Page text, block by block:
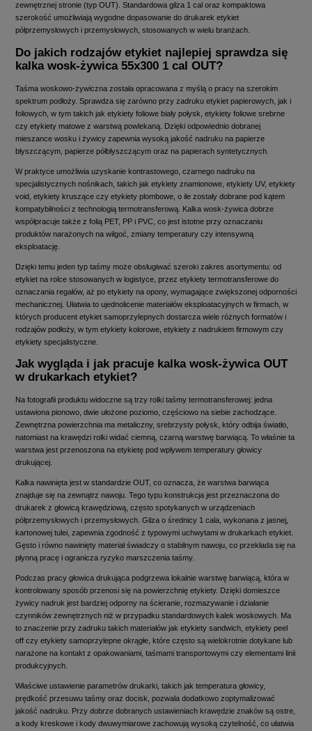
zewnętrznej stronie (typ OUT). Standardowa gilza 1 cal oraz kompaktowa
szerokość umożliwiają wygodne dopasowanie do drukarek etykiet
półprzemysłowych i przemysłowych, stosowanych w wielu branżach.
Do jakich rodzajów etykiet najlepiej sprawdza się
kalka wosk-żywica 55x300 1 cal OUT?
Taśma woskowo-żywiczna została opracowana z myślą o pracy na szerokim
spektrum podłoży. Sprawdza się zarówno przy zadruku etykiet papierowych, jak i
foliowych, w tym takich jak etykiety foliowe biały połysk, etykiety foliowe srebrne
czy etykiety matowe z warstwą powlekaną. Dzięki odpowiednio dobranej
mieszance wosku i żywicy zapewnia wysoką jakość nadruku na papierze
błyszczącym, papierze półbłyszczącym oraz na papierach syntetycznych.
W praktyce umożliwia uzyskanie kontrastowego, czarnego nadruku na
specjalistycznych nośnikach, takich jak etykiety znamionowe, etykiety UV, etykiety
void, etykiety kruszące czy etykiety plombowe, o ile zostały dobrane pod kątem
kompatybilności z technologią termotransferową. Kalka wosk-żywica dobrze
współpracuje także z folią PET, PP i PVC, co jest istotne przy oznaczaniu
produktów narażonych na wilgoć, zmiany temperatury czy intensywną
eksploatację.
Dzięki temu jeden typ taśmy może obsługiwać szeroki zakres asortymentu: od
etykiet na rolce stosowanych w logistyce, przez etykiety termotransferowe do
oznaczania regałów, aż po etykiety na opony, wymagające zwiększonej odporności
mechanicznej. Ułatwia to ujednolicenie materiałów eksploatacyjnych w firmach, w
których producent etykiet samoprzylepnych dostarcza wiele różnych formatów i
rodzajów podłoży, w tym etykiety kolorowe, etykiety z nadrukiem firmowym czy
etykiety specjalistyczne.
Jak wygląda i jak pracuje kalka wosk-żywica OUT
w drukarkach etykiet?
Na fotografii produktu widoczne są trzy rolki taśmy termotransferowej: jedna
ustawiona pionowo, dwie ułożone poziomo, częściowo na siebie zachodzące.
Zewnętrzna powierzchnia ma metaliczny, srebrzysty połysk, który odbija światło,
natomiast na krawędzi rolki widać ciemną, czarną warstwę barwiącą. To właśnie ta
warstwa jest przenoszona na etykietę pod wpływem temperatury głowicy
drukującej.
Kalka nawinięta jest w standardzie OUT, co oznacza, że warstwa barwiąca
znajduje się na zewnątrz nawoju. Tego typu konstrukcja jest przeznaczona do
drukarek z głowicą krawędziową, często spotykanych w urządzeniach
półprzemysłowych i przemysłowych. Gilza o średnicy 1 cala, wykonana z jasnej,
kartonowej tulei, zapewnia zgodność z typowymi uchwytami w drukarkach etykiet.
Gęsto i równo nawinięty materiał świadczy o stabilnym nawoju, co przekłada się na
płynną pracę i ogranicza ryzyko marszczenia taśmy.
Podczas pracy głowica drukująca podgrzewa lokalnie warstwę barwiącą, która w
kontrolowany sposób przenosi się na powierzchnię etykiety. Dzięki domieszce
żywicy nadruk jest bardziej odporny na ścieranie, rozmazywanie i działanie
czynników zewnętrznych niż w przypadku standardowych kalek woskowych. Ma
to znaczenie przy zadruku takich materiałów jak etykiety sandwich, etykiety peel
off czy etykiety samoprzylepne okrągłe, które często są wielokrotnie dotykane lub
narażone na kontakt z opakowaniami, taśmami transportowymi czy elementami linii
produkcyjnych.
Właściwe ustawienie parametrów drukarki, takich jak temperatura głowicy,
prędkość przesuwu taśmy oraz docisk, pozwala dodatkowo zoptymalizować
jakość nadruku. Przy dobrze dobranych ustawieniach krawędzie znaków są ostre,
a kody kreskowe i kody dwuwymiarowe zachowują wysoką czytelność, co ułatwia